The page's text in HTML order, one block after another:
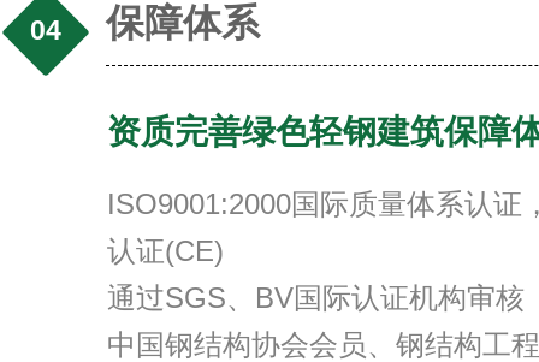
04 保障体系
资质完善绿色轻钢建筑保障
ISO9001:2000国际质量体系认证
认证(CE)
通过SGS、BV国际认证机构审核
中国钢结构协会会员、钢结构工